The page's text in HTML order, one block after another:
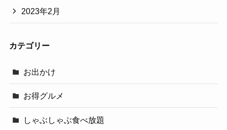
2023年2月
カテゴリー
お出かけ
お得グルメ
しゃぶしゃぶ食べ放題